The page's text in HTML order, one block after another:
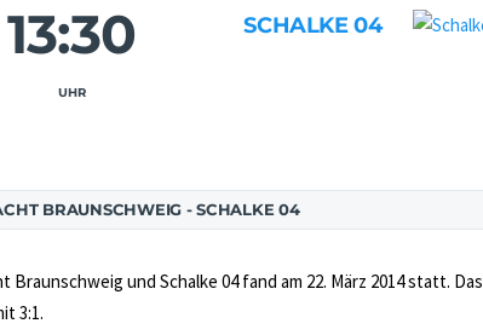
13:30
UHR
SCHALKE 04
BRAUNSCHWEIG - SCHALKE 04
und Schalke 04 fand am 22. März 2014 statt. Das
3:1.